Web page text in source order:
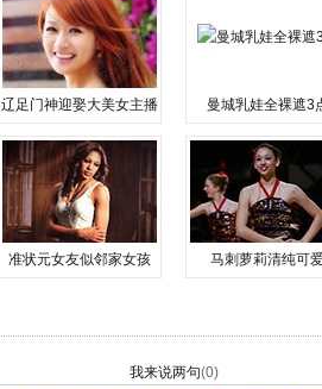
辽足门神迎娶大美女主播 曼城乳娃全裸遮3
准状元女友似邻家女孩 马刺萝莉清纯可
我来说两句(0)